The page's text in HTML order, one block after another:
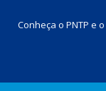
Conheça o PNTP e o